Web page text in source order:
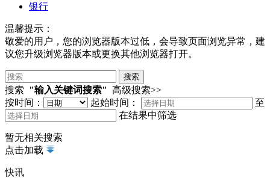
银行
温馨提示：
敬爱的用户，您的浏览器版本过低，会导致页面浏览异常，建
议您升级浏览器版本或更换其他浏览器打开。
搜索 "输入关键词搜索" 高级搜索>>
按时间：
起始时间：
至
在结果中筛选
暂无相关搜索
点击加载
快讯